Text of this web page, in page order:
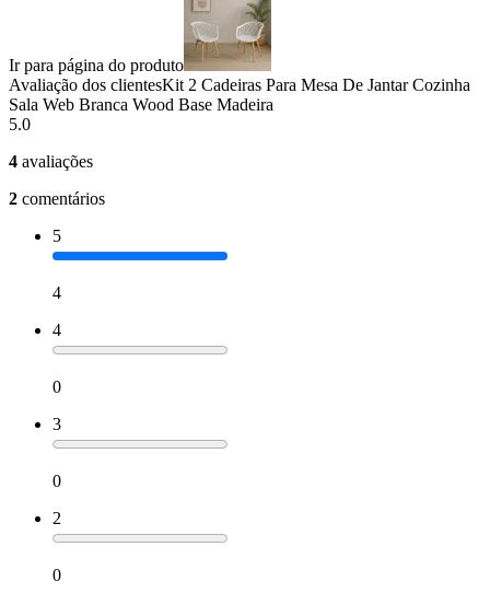
Ir para página do produto
Avaliação dos clientesKit 2 Cadeiras Para Mesa De Jantar Cozinha
Sala Web Branca Wood Base Madeira
5.0
4 avaliações
2 comentários
5
4
4
0
3
0
2
0